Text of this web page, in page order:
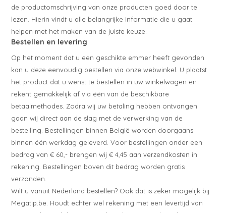
de productomschrijving van onze producten goed door te
lezen. Hierin vindt u alle belangrijke informatie die u gaat
helpen met het maken van de juiste keuze.
Bestellen en levering
Op het moment dat u een geschikte emmer heeft gevonden
kan u deze eenvoudig bestellen via onze webwinkel. U plaatst
het product dat u wenst te bestellen in uw winkelwagen en
rekent gemakkelijk af via één van de beschikbare
betaalmethodes. Zodra wij uw betaling hebben ontvangen
gaan wij direct aan de slag met de verwerking van de
bestelling. Bestellingen binnen België worden doorgaans
binnen één werkdag geleverd. Voor bestellingen onder een
bedrag van € 60,- brengen wij € 4,45 aan verzendkosten in
rekening. Bestellingen boven dit bedrag worden gratis
verzonden.
Wilt u vanuit Nederland bestellen? Ook dat is zeker mogelijk bij
Megatip.be. Houdt echter wel rekening met een levertijd van